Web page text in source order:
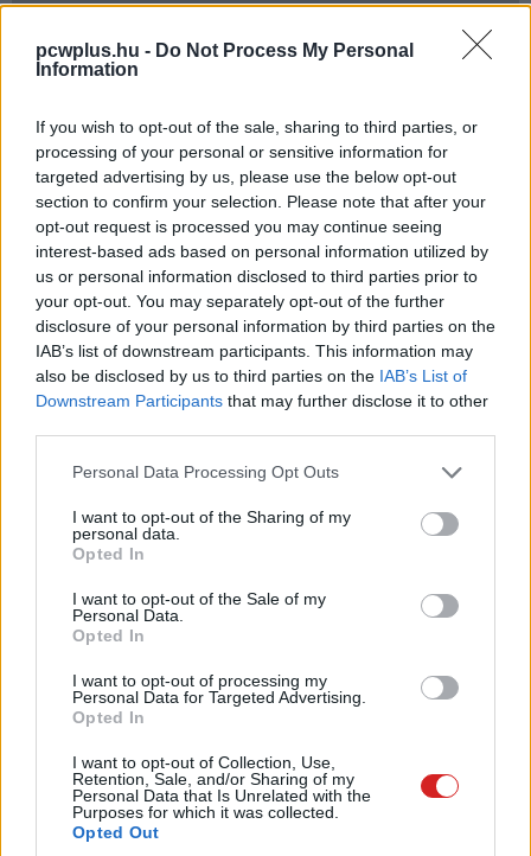
pcwplus.hu - Do Not Process My Personal
Information
If you wish to opt-out of the sale, sharing to third parties, or
processing of your personal or sensitive information for
targeted advertising by us, please use the below opt-out
section to confirm your selection. Please note that after your
opt-out request is processed you may continue seeing
interest-based ads based on personal information utilized by
us or personal information disclosed to third parties prior to
your opt-out. You may separately opt-out of the further
disclosure of your personal information by third parties on the
IAB’s list of downstream participants. This information may
also be disclosed by us to third parties on the IAB’s List of
Downstream Participants that may further disclose it to other
Please note that this website/app uses one or more Google
not limited to your visit or usage behaviour. You may click to
grant or deny consent to Google and its third-party tags to
use your data for below specified purposes in below Google
consent section.
Personal Data Processing Opt Outs
I want to opt-out of the Sharing of my
personal data.
Opted In
I want to opt-out of the Sale of my
Personal Data.
Opted In
I want to opt-out of processing my
Personal Data for Targeted Advertising.
Opted In
I want to opt-out of Collection, Use,
Retention, Sale, and/or Sharing of my
Personal Data that Is Unrelated with the
Purposes for which it was collected.
Opted Out
Könnyen törik az Apple 2020-as
iPad Pro táblagépe
Harangi László|2020 augusztus 6. 15:59
Zack Nelson a népszerű JerryRigEverything
csatornáján vetette alá stressztesztnek a
csúfosan megbukott a törésteszten.
Zack Nelson továbbra is jelentkezik az új mobilok és
YouTube-csatornáján, és most a 2020-as Apple iPad Pro
táblagép akadt a kezébe. A teszt alapján ugyanazok a
gyenge pontok megmaradtak, mint a két évvel ezelőtti